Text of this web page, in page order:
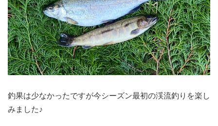
釣果は少なかったですが今シーズン最初の渓流釣りを楽し
みました♪